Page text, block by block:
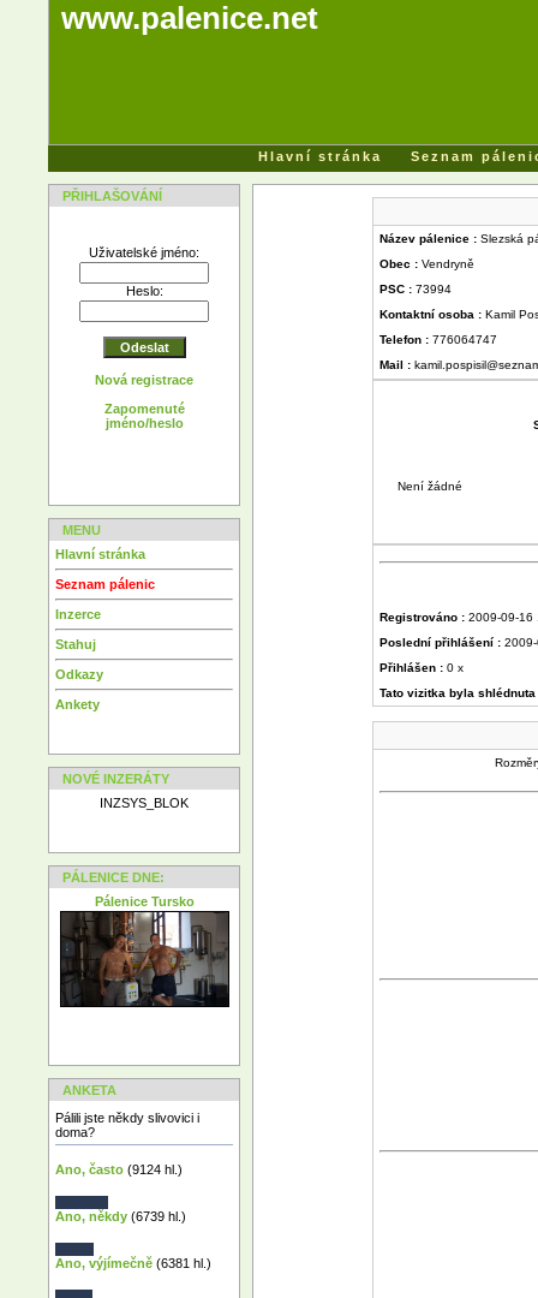
www.palenice.net
Hlavní stránka Seznam
PŘIHLAŠOVÁNÍ
Uživatelské jméno:
Heslo:
Nová registrace
Zapomenuté
jméno/heslo
MENU
Hlavní stránka
Seznam pálenic
Inzerce
Stahuj
Odkazy
Ankety
NOVÉ INZERÁTY
INZSYS_BLOK
PÁLENICE DNE:
Pálenice Tursko
ANKETA
Pálili jste někdy slivovici i
doma?
Ano, často (9124 hl.)
Ano, někdy (6739 hl.)
Ano, výjímečně (6381 hl.)
Název pálenice : Slezská
Obec : Vendryně
PSC : 73994
Kontaktní osoba : Kamil
Telefon : 776064747
Mail :
Není žádné
Registrováno : 2009-09-16
Poslední přihlášení :
Přihlášen : 0 x
Tato vizitka byla